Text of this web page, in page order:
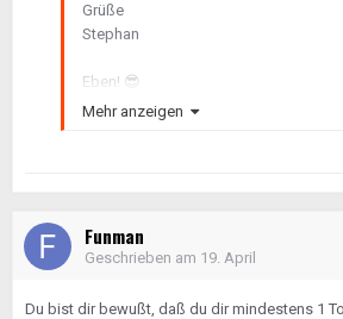
Grüße
Stephan
Eben! 😎
Mehr anzeigen
Funman
Geschrieben am 19. April
Du bist dir bewußt, daß du dir mindestens 1